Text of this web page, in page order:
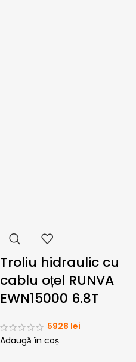
Troliu hidraulic cu
cablu oțel RUNVA
EWN15000 6.8T
5928 lei
Adaugă în coș